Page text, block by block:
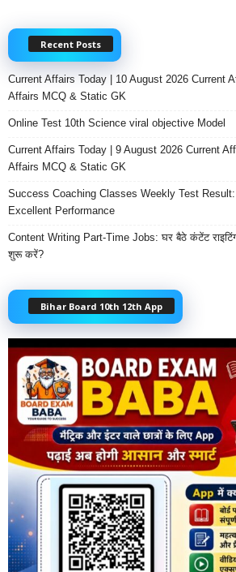
Recent Posts
Current Affairs Today | 10 August 2026 Current
Affairs MCQ & Static GK
Online Test 10th Science viral objective Model
Current Affairs Today | 9 August 2026 Current
Affairs MCQ & Static GK
Success Coaching Classes Weekly Test
Excellent Performance
Content Writing Part-Time Jobs: घर बैठे कंटेंट राइटिंग
शुरू करें?
Bihar Board 10th 12th App